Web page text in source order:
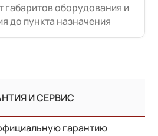
габаритов оборудования и
до пункта назначения
И СЕРВИС
гарантию